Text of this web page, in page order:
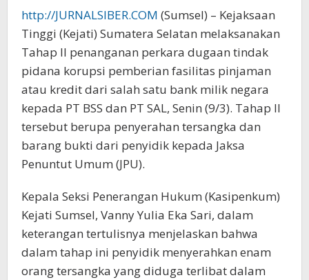
http://JURNALSIBER.COM (Sumsel) – Kejaksaan
Tinggi (Kejati) Sumatera Selatan melaksanakan
Tahap II penanganan perkara dugaan tindak
pidana korupsi pemberian fasilitas pinjaman
atau kredit dari salah satu bank milik negara
kepada PT BSS dan PT SAL, Senin (9/3). Tahap II
tersebut berupa penyerahan tersangka dan
barang bukti dari penyidik kepada Jaksa
Penuntut Umum (JPU).
Kepala Seksi Penerangan Hukum (Kasipenkum)
Kejati Sumsel, Vanny Yulia Eka Sari, dalam
keterangan tertulisnya menjelaskan bahwa
dalam tahap ini penyidik menyerahkan enam
orang tersangka yang diduga terlibat dalam